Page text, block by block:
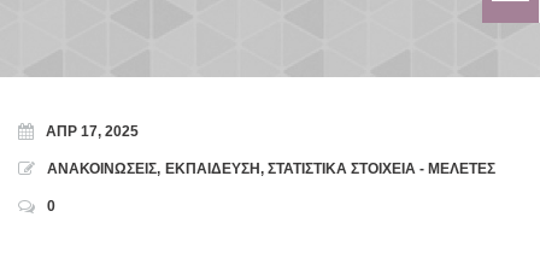
ΑΠΡ 17, 2025
ΑΝΑΚΟΙΝΩΣΕΙΣ, ΕΚΠΑΙΔΕΥΣΗ, ΣΤΑΤΙΣΤΙΚΑ ΣΤΟΙΧΕΙΑ - ΜΕΛΕΤΕΣ
0